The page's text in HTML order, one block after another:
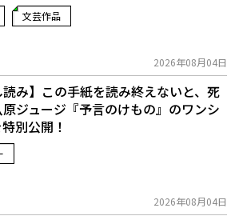
文芸作品
2026年08月04日
読み】この手紙を読み終えないと、死
原ジュージ『予言のけもの』のワンシ
別公開！
2026年08月04日